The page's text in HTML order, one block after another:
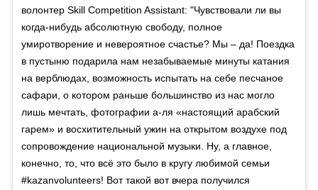
волонтер Skill Competition Assistant: "Чувствовали ли вы
когда-нибудь абсолютную свободу, полное
умиротворение и невероятное счастье? Мы – да! Поездка
в пустыню подарила нам незабываемые минуты катания
на верблюдах, возможность испытать на себе песчаное
сафари, о котором раньше большинство из нас могло
лишь мечтать, фотографии а-ля «настоящий арабский
гарем» и восхитительный ужин на открытом воздухе под
сопровождение национальной музыки. Ну, а главное,
конечно, то, что всё это было в кругу любимой семьи
#kazanvolunteers! Вот такой вот вчера получился